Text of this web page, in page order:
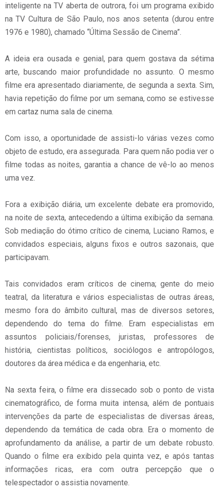
inteligente na TV aberta de outrora, foi um programa exibido
na TV Cultura de São Paulo, nos anos setenta (durou entre
1976 e 1980), chamado “Última Sessão de Cinema”.
A ideia era ousada e genial, para quem gostava da sétima
arte, buscando maior profundidade no assunto. O mesmo
filme era apresentado diariamente, de segunda a sexta. Sim,
havia repetição do filme por um semana, como se estivesse
em cartaz numa sala de cinema.
Com isso, a oportunidade de assisti-lo várias vezes como
objeto de estudo, era assegurada. Para quem não podia ver o
filme todas as noites, garantia a chance de vê-lo ao menos
uma vez.
Fora a exibição diária, um excelente debate era promovido,
na noite de sexta, antecedendo a última exibição da semana.
Sob mediação do ótimo crítico de cinema, Luciano Ramos, e
convidados especiais, alguns fixos e outros sazonais, que
participavam.
Tais convidados eram críticos de cinema; gente do meio
teatral, da literatura e vários especialistas de outras áreas,
mesmo fora do âmbito cultural, mas de diversos setores,
dependendo do tema do filme. Eram especialistas em
assuntos policiais/forenses, juristas, professores de
história, cientistas políticos, sociólogos e antropólogos,
doutores da área médica e da engenharia, etc.
Na sexta feira, o filme era dissecado sob o ponto de vista
cinematográfico, de forma muita intensa, além de pontuais
intervenções da parte de especialistas de diversas áreas,
dependendo da temática de cada obra. Era o momento de
aprofundamento da análise, a partir de um debate robusto.
Quando o filme era exibido pela quinta vez, e após tantas
informações ricas, era com outra percepção que o
telespectador o assistia novamente.